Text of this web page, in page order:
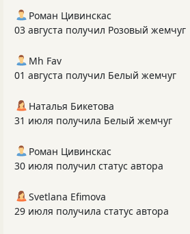
Роман Цивинскас
03 августа получил Розовый жемчуг
Mh Fav
01 августа получил Белый жемчуг
Наталья Бикетова
31 июля получила Белый жемчуг
Роман Цивинскас
30 июля получил статус автора
Svetlana Efimova
29 июля получила статус автора